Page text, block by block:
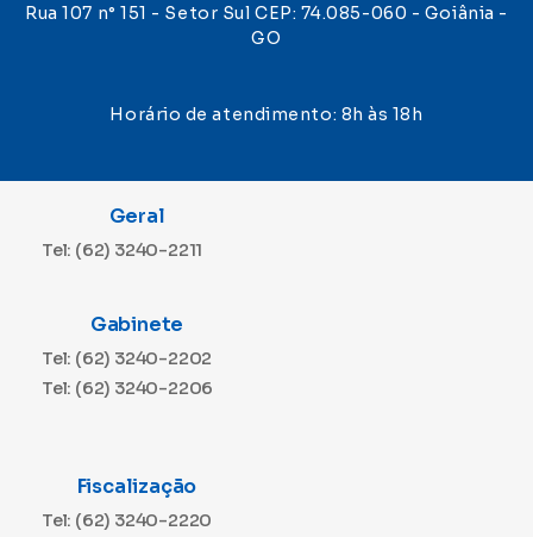
Rua 107 n° 151 - Setor Sul CEP: 74.085-060 - Goiânia -
GO
Horário de atendimento: 8h às 18h
Geral
Tel: (62) 3240-2211
Gabinete
Tel: (62) 3240-2202
Tel: (62) 3240-2206
Fiscalização
Tel: (62) 3240-2220